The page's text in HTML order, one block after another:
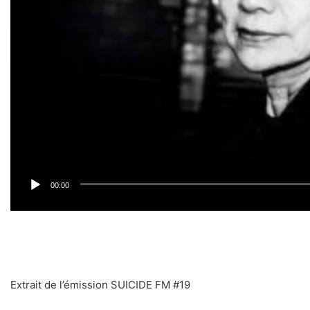
00:00
Extrait de l’émission SUICIDE FM #19